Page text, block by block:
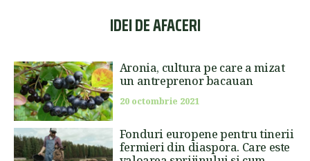
IDEI DE AFACERI
Aronia, cultura pe care a mizat
un antreprenor bacauan
20 octombrie 2021
Fonduri europene pentru tinerii
fermieri din diaspora. Care este